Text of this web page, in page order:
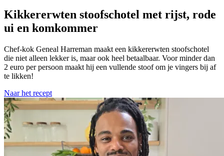
Kikkererwten stoofschotel met rijst, rode
ui en komkommer
Chef-kok Geneal Harreman maakt een kikkererwten stoofschotel
die niet alleen lekker is, maar ook heel betaalbaar. Voor minder dan
2 euro per persoon maakt hij een vullende stoof om je vingers bij af
te likken!
Naar het recept